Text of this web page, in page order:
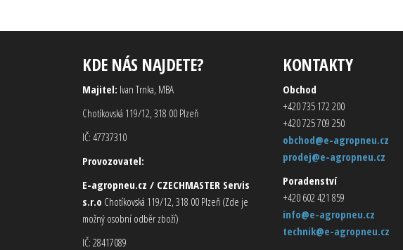
KDE NÁS NAJDETE?
Majitel: Ivan Trnka, MBA
Chotíkovská 119/12, 318 00 Plzeň
IČ: 47737310
Provozovatel:
E-agropneu.cz / CZECHMASTER Servis
s.r.o Chotíkovská 119/12, 318 00 Plzeň (Zde je
možný osobní odběr zboží)
IČ: 28417089
KONTAKTY
Obchod
+420 735 172 200
+420 725 709 250
obchod@e-agropneu.cz
prodej@e-agropneu.cz
Poradenství
+420 602 421 859
info@e-agropneu.cz
technik@e-agropneu.cz